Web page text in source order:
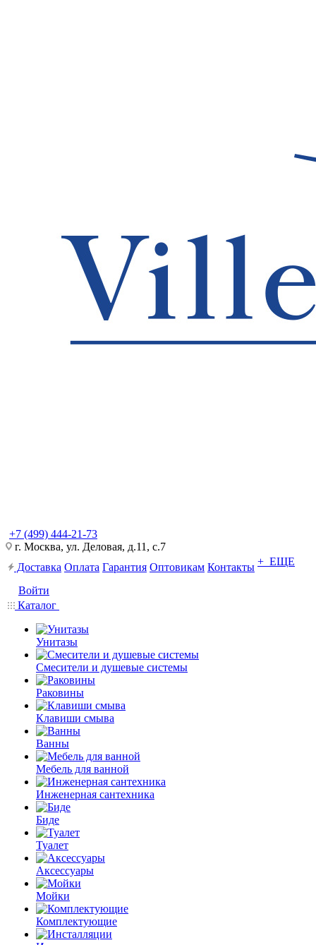
+7 (499) 444-21-73
г. Москва, ул. Деловая, д.11, с.7
Доставка Оплата Гарантия Оптовикам Контакты + ЕЩЕ
Войти
Каталог
Унитазы
Смесители и душевые системы
Раковины
Клавиши смыва
Ванны
Мебель для ванной
Инженерная сантехника
Биде
Туалет
Аксессуары
Мойки
Комплектующие